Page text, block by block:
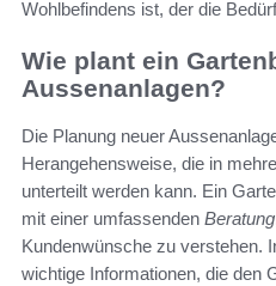
Wohlbefindens ist, der die
Wie plant ein
Aussenanlagen?
Die Planung neuer
Herangehensweise, die in
unterteilt werden kann. Ein
mit einer umfassenden Beratung
Kundenwünsche zu verstehen.
wichtige Informationen, die den